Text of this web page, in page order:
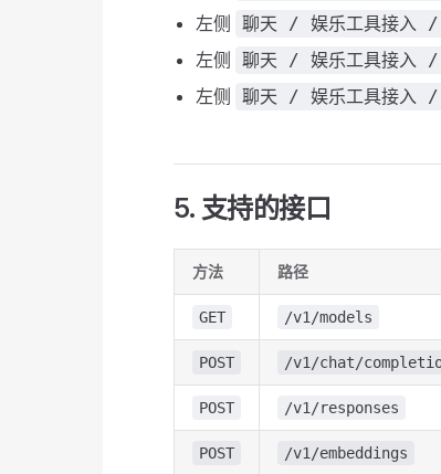
左侧
聊天 / 娱乐工具接入
左侧
聊天 / 娱乐工具接入
左侧
聊天 / 娱乐工具接入
5. 支持的接口
方法 路径
GET /v1/models
POST /v1/chat/
POST /v1/responses
POST /v1/embeddings